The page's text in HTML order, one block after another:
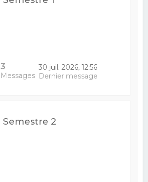
3
Messages
30 juil. 2026, 12:56
Dernier message
Semestre 2